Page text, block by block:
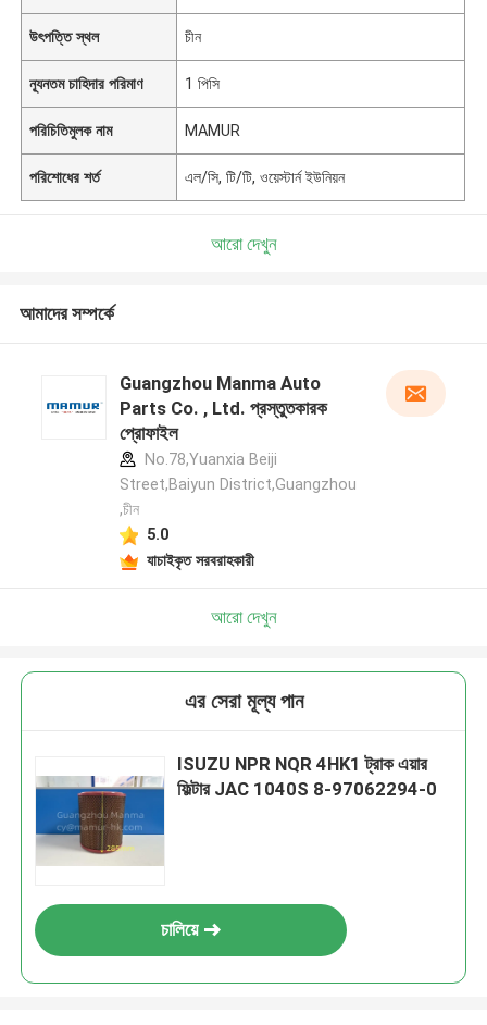
উৎপত্তি স্থল চীন
ন্যূনতম চাহিদার পরিমাণ 1 পিসি
পরিচিতিমুলক নাম MAMUR
পরিশোধের শর্ত এল/সি, টি/টি, ওয়েস্টার্ন ইউনিয়ন
আরো দেখুন
আমাদের সম্পর্কে
Guangzhou Manma Auto
Parts Co. , Ltd. প্রস্তুতকারক
প্রোফাইল
No.78,Yuanxia Beiji
Street,Baiyun District,Guangzhou
,চীন
5.0
যাচাইকৃত সরবরাহকারী
আরো দেখুন
এর সেরা মূল্য পান
ISUZU NPR NQR 4HK1 ট্রাক এয়ার
ফিল্টার JAC 1040S 8-97062294-0
চালিয়ে